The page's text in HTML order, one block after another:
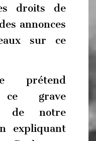
droits de
annonces
sur ce
prétend
ce grave
de notre
expliquant